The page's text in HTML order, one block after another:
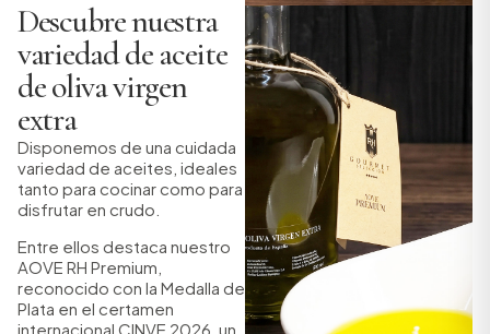
Descubre nuestra
variedad de aceite
de oliva virgen
extra
Disponemos de una cuidada
variedad de aceites, ideales
tanto para cocinar como para
disfrutar en crudo.
Entre ellos destaca nuestro
AOVE RH Premium,
reconocido con la Medalla de
Plata en el certamen
internacional CINVE 2026, un